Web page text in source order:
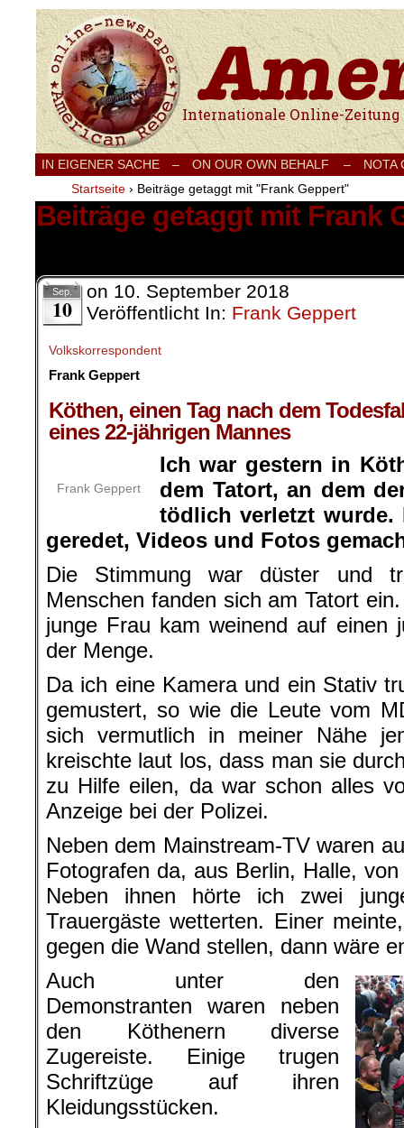
Internationale Onlinezeitung für Frieden,
IN EIGENER SACHE – ON OUR OWN BEHALF –
NOTA
Startseite › Beiträge getaggt mit "Frank Geppert"
Beiträge getaggt mit Frank
Sep.
10
on 10. September 2018
Veröffentlicht In: Frank Geppert
Volkskorrespondent
Frank Geppert
Köthen, einen Tag nach dem
eines 22-jährigen Mannes
Frank Geppert
Ich war gestern in
dem Tatort, an dem
tödlich verletzt wurde.
geredet, Videos und Fotos
Die Stimmung war düster und
Menschen fanden sich am Tatort
junge Frau kam weinend auf einen
der Menge.
Da ich eine Kamera und ein Stativ
gemustert, so wie die Leute vom
sich vermutlich in meiner Nähe
kreischte laut los, dass man sie
zu Hilfe eilen, da war schon alles
Anzeige bei der Polizei.
Neben dem Mainstream-TV waren
Fotografen da, aus Berlin, Halle,
Neben ihnen hörte ich zwei
Trauergäste wetterten. Einer
gegen die Wand stellen, dann wäre
Auch unter den
Demonstranten waren neben
den Köthenern diverse
Zugereiste. Einige trugen
Schriftzüge auf ihren
Kleidungsstücken.